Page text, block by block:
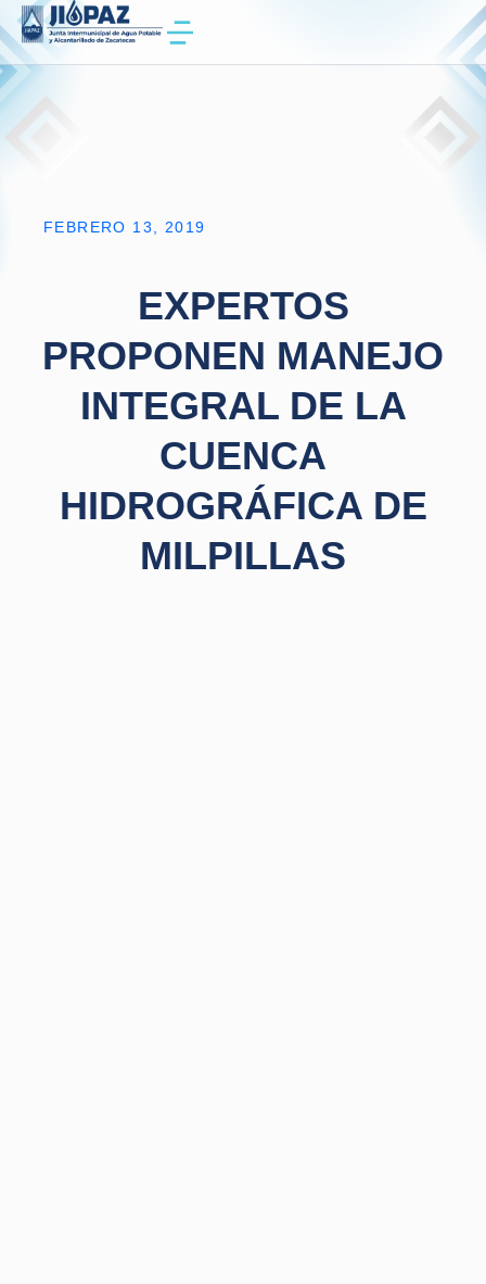
FEBRERO 13, 2019
EXPERTOS
PROPONEN MANEJO
INTEGRAL DE LA
CUENCA
HIDROGRÁFICA DE
MILPILLAS